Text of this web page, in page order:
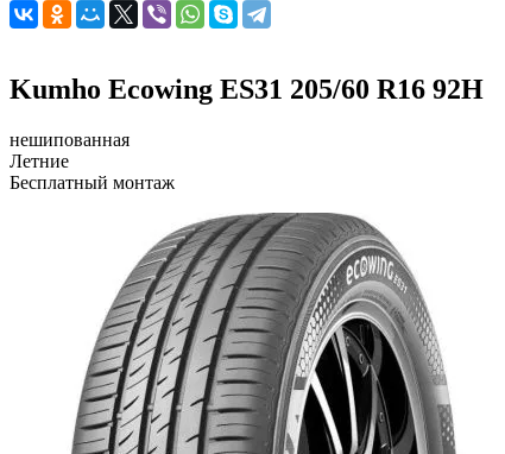
Kumho Ecowing ES31 205/60 R16 92H
нешипованная
Летние
Бесплатный монтаж